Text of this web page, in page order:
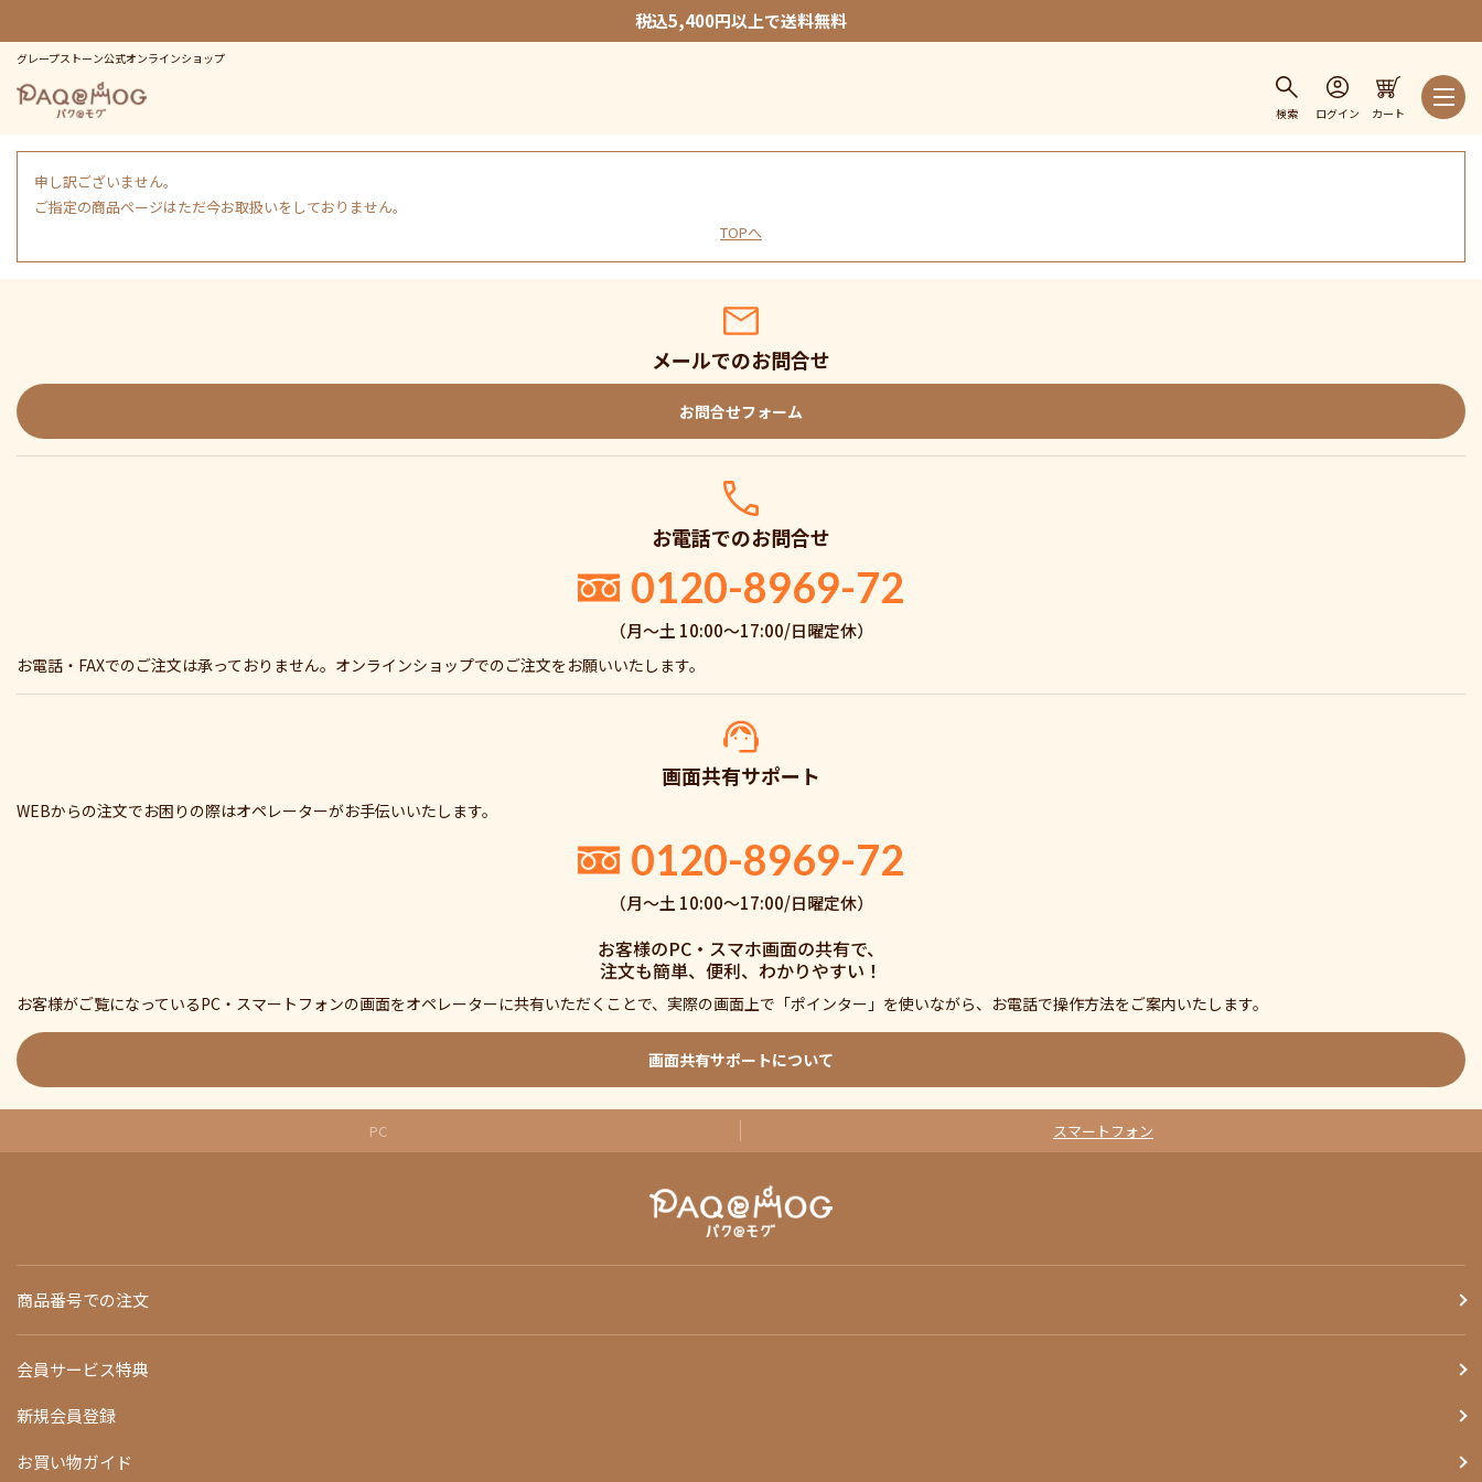
税込5,400円以上で送料無料
グレープストーン公式オンラインショップ
検索 ログイン カート
申し訳ございません。
ご指定の商品ページはただ今お取扱いをしておりません。
TOPへ
メールでのお問合せ
お問合せフォーム
お電話でのお問合せ
0120-8969-72
（月〜土 10:00〜17:00/日曜定休）
お電話・FAXでのご注文は承っておりません。オンラインショップでのご注文をお願いいたします。
画面共有サポート
WEBからの注文でお困りの際はオペレーターがお手伝いいたします。
0120-8969-72
（月〜土 10:00〜17:00/日曜定休）
お客様のPC・スマホ画面の共有で、
注文も簡単、便利、わかりやすい！
お客様がご覧になっているPC・スマートフォンの画面をオペレーターに共有いただくことで、実際の画面上で「ポインター」を使いながら、お電話で操作方法をご案内いたします。
画面共有サポートについて
PC スマートフォン
商品番号での注文
会員サービス特典
新規会員登録
お買い物ガイド